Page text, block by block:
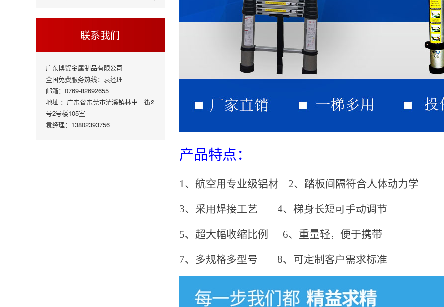
联系我们
广东博贸金属制品有限公司
全国免费服务热线：袁经理
邮箱：0769-82692655
地址 ：广东省东莞市清溪镇林中一街2
号2号楼105室
袁经理：13802393756
产品特点：
1、航空用专业级铝材 2、踏板间隔符合人体动力学
3、采用焊接工艺 4、梯身长短可手动调节
5、超大幅收缩比例 6、重量轻，便于携带
7、多规格多型号 8、可定制客户需求标准